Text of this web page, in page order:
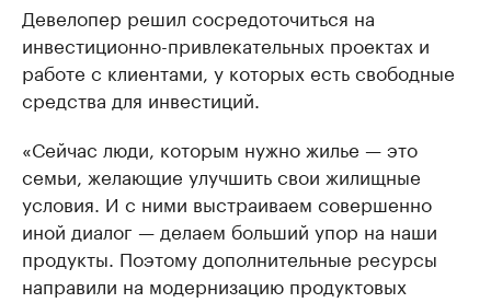
Девелопер решил сосредоточиться на
инвестиционно-привлекательных проектах и
работе с клиентами, у которых есть свободные
средства для инвестиций.
«Сейчас люди, которым нужно жилье — это
семьи, желающие улучшить свои жилищные
условия. И с ними выстраиваем совершенно
иной диалог — делаем больший упор на наши
продукты. Поэтому дополнительные ресурсы
направили на модернизацию продуктовых